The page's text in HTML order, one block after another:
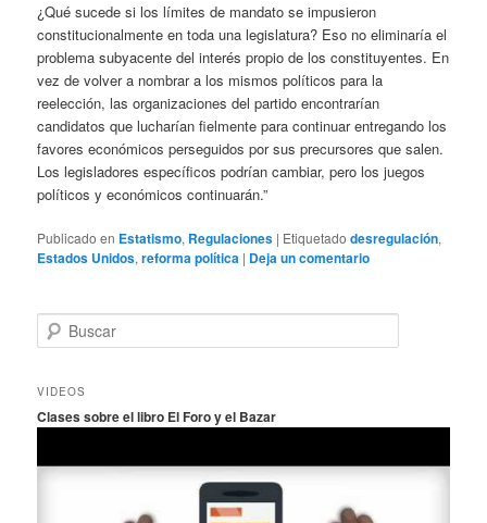
¿Qué sucede si los límites de mandato se impusieron
constitucionalmente en toda una legislatura? Eso no eliminaría el
problema subyacente del interés propio de los constituyentes. En
vez de volver a nombrar a los mismos políticos para la
reelección, las organizaciones del partido encontrarían
candidatos que lucharían fielmente para continuar entregando los
favores económicos perseguidos por sus precursores que salen.
Los legisladores específicos podrían cambiar, pero los juegos
políticos y económicos continuarán.”
Publicado en Estatismo, Regulaciones | Etiquetado desregulación,
Estados Unidos,reforma política | Deja un comentario
u
c
r
VIDEOS
Clases sobre el libro El Foro y el Bazar